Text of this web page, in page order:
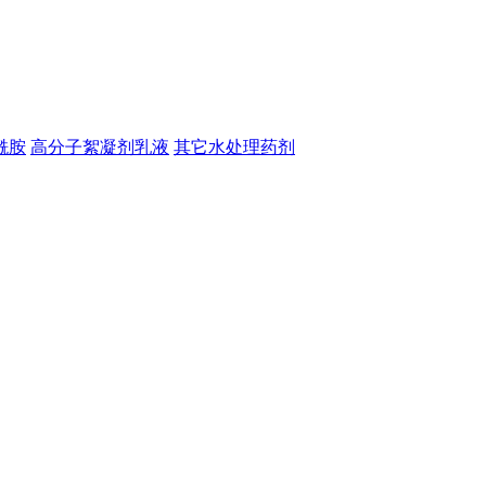
胺 高分子絮凝剂乳液 其它水处理药剂